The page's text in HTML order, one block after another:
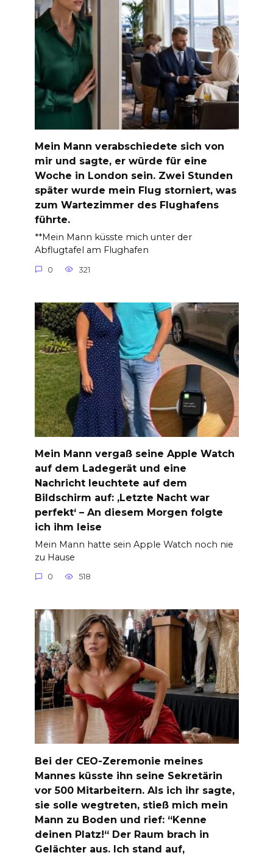
Mein Mann verabschiedete sich von
mir und sagte, er würde für eine
Woche in London sein. Zwei Stunden
später wurde mein Flug storniert, was
zum Wartezimmer des Flughafens
führte.
**Mein Mann küsste mich unter der
Abflugtafel am Flughafen
0 321
Mein Mann vergaß seine Apple Watch
auf dem Ladegerät und eine
Nachricht leuchtete auf dem
Bildschirm auf: ‚Letzte Nacht war
perfekt‘ – An diesem Morgen folgte
ich ihm leise
Mein Mann hatte sein Apple Watch noch nie
zu Hause
0 518
Bei der CEO-Zeremonie meines
Mannes küsste ihn seine Sekretärin
vor 500 Mitarbeitern. Als ich ihr sagte,
sie solle wegtreten, stieß mich mein
Mann zu Boden und rief: “Kenne
deinen Platz!“ Der Raum brach in
Gelächter aus. Ich stand auf,